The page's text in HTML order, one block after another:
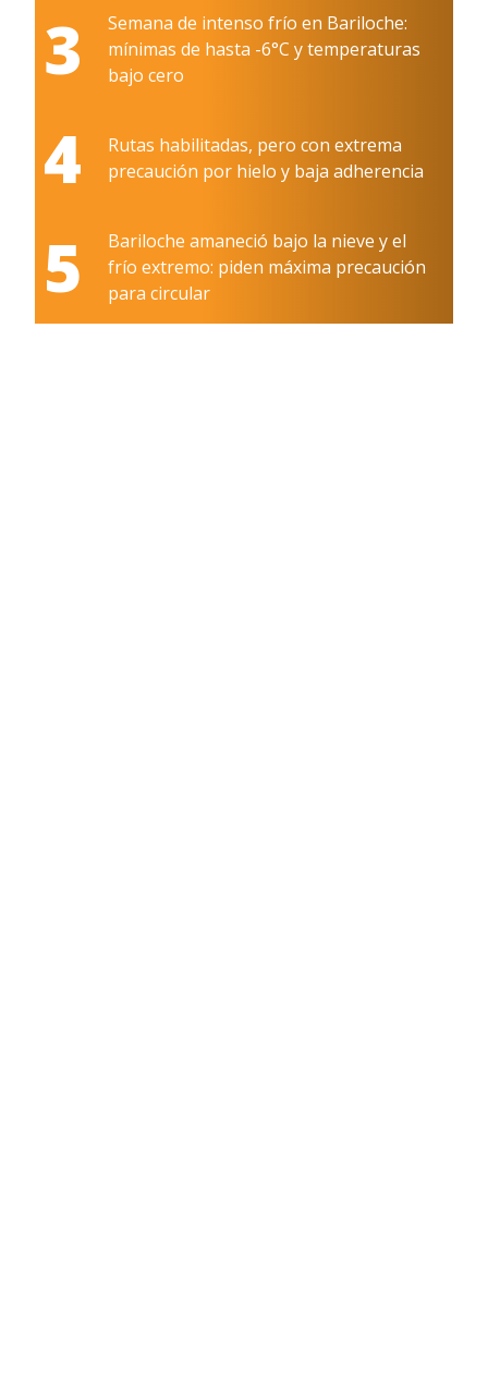
3
Semana de intenso frío en Bariloche:
mínimas de hasta -6°C y temperaturas
bajo cero
4
Rutas habilitadas, pero con extrema
precaución por hielo y baja adherencia
5
Bariloche amaneció bajo la nieve y el
frío extremo: piden máxima precaución
para circular